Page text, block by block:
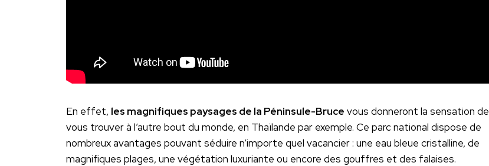
En effet, les magnifiques paysages de la Péninsule-Bruce vous donneront la sensation de
vous trouver à l’autre bout du monde, en Thaïlande par exemple. Ce parc national dispose de
nombreux avantages pouvant séduire n’importe quel vacancier : une eau bleue cristalline, de
magnifiques plages, une végétation luxuriante ou encore des gouffres et des falaises.